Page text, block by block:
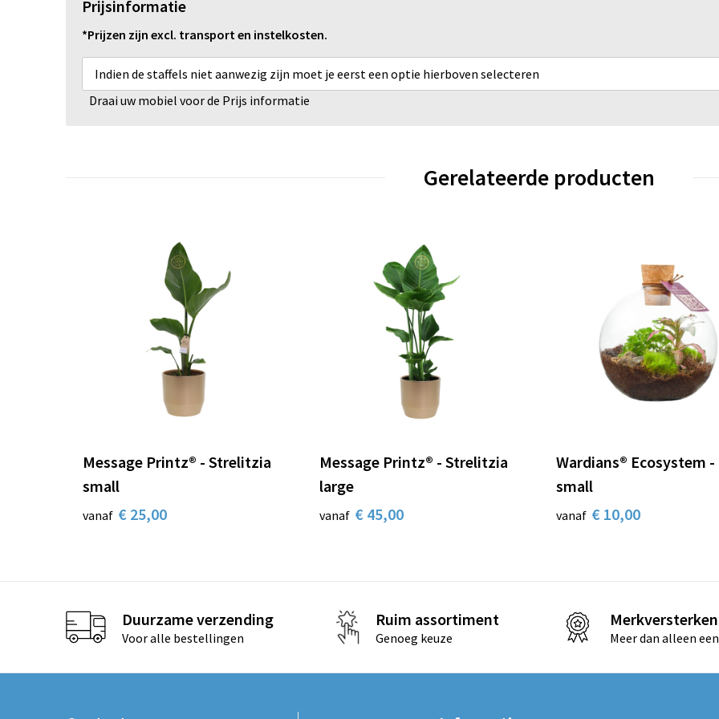
Prijsinformatie
*Prijzen zijn excl. transport en instelkosten.
Indien de staffels niet aanwezig zijn moet je eerst een optie hierboven selecteren
Draai uw mobiel voor de Prijs informatie
Gerelateerde producten
Message Printz® - Strelitzia
small
vanaf € 25,00
Message Printz® - Strelitzia
large
vanaf € 45,00
Wardians® Ecosystem
small
vanaf € 10,00
Duurzame verzending
Voor alle bestellingen
Ruim assortiment
Genoeg keuze Meer dan alleen